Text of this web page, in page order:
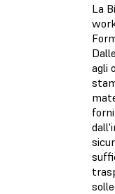
La
agli